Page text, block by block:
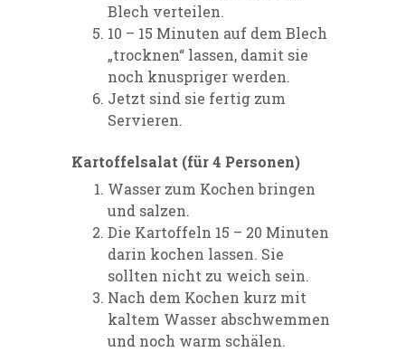
Blech verteilen.
10 – 15 Minuten auf dem Blech
„trocknen“ lassen, damit sie
noch knuspriger werden.
Jetzt sind sie fertig zum
Servieren.
Kartoffelsalat (für 4 Personen)
Wasser zum Kochen bringen
und salzen.
Die Kartoffeln 15 – 20 Minuten
darin kochen lassen. Sie
sollten nicht zu weich sein.
Nach dem Kochen kurz mit
kaltem Wasser abschwemmen
und noch warm schälen.